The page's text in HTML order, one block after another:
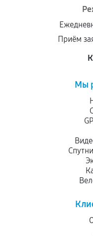
При этом
продавца. За
сервисный центр
Приём
Мы